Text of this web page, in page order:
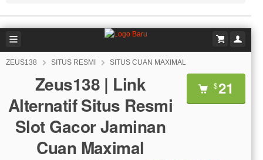
ZEUS138 SITUS RESMI SITUS CUAN MAXIMAL
Zeus138 | Link
Alternatif Situs Resmi
Slot Gacor Jaminan
Cuan Maximal
$21